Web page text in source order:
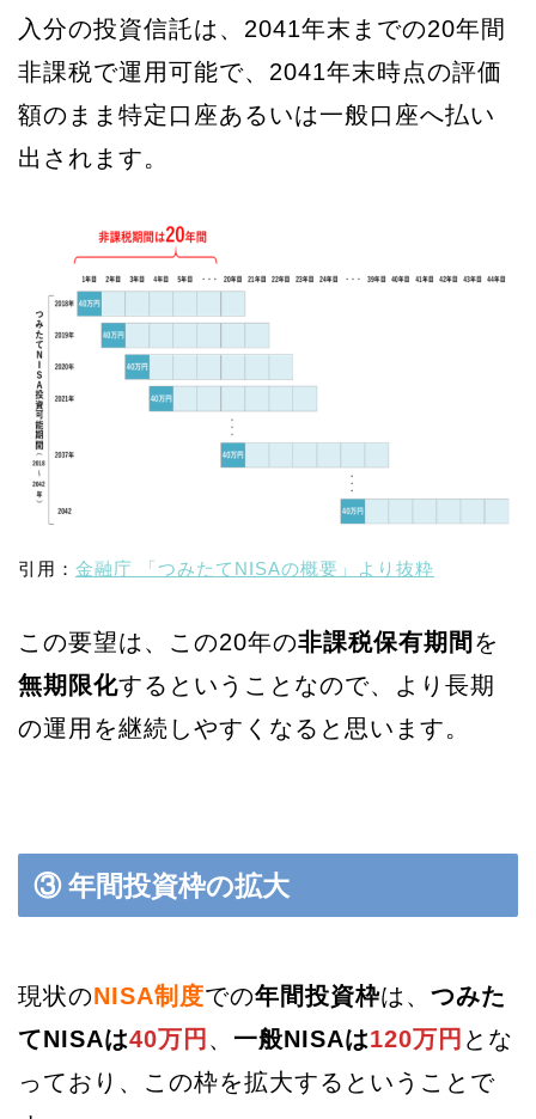
入分の投資信託は、2041年末までの20年間
非課税で運用可能で、2041年末時点の評価
額のまま特定口座あるいは一般口座へ払い
出されます。
引用： 金融庁 「つみたてNISAの概要」より抜粋
この要望は、この20年の非課税保有期間 を
無期限化するということなので、より長期
の運用を継続しやすくなると思います。
③ 年間投資枠の拡大
現状のNISA制度での年間投資枠は、 つみた
てNISAは40万円 、 一般NISAは120万円 とな
っており、この枠を拡大するということで